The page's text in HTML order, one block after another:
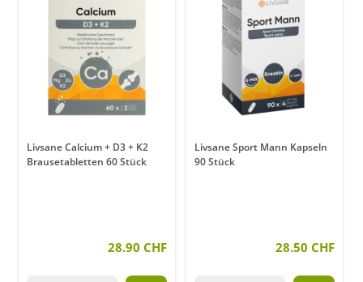
Livsane Calcium + D3 + K2
Brausetabletten 60 Stück
28.90 CHF
Livsane Sport Mann Kapseln
90 Stück
28.50 CHF